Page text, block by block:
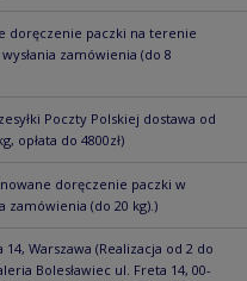
doręczenie paczki na terenie
zamówienia (do 8
Poczty Polskiej dostawa od
opłata do 4800zł)
doręczenie paczki w
zamówienia (do 20 kg).)
Warszawa (Realizacja od 2 do
Bolesławiec ul. Freta 14, 00-